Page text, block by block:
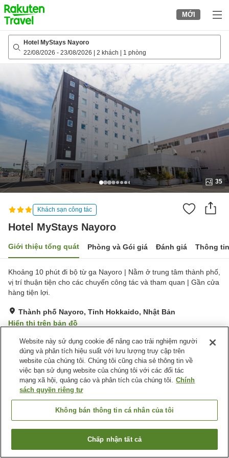
to
top
page
MỚI
Hotel MyStays Nayoro
22/08/2026 - 23/08/2026 2 khách 1 phòng
35
Khách sạn công tác
Hotel MyStays Nayoro
Giới thiệu tổng quát Phòng và Gói giá Đánh giá Thông
Khoảng 10 phút đi bộ từ ga Nayoro | Nằm ở trung tâm thành phố,
vị trí thuận tiện cho các chuyến công tác và tham quan | Gần cửa
hàng tiện lợi.
Thành phố Nayoro, Tỉnh Hokkaido, Nhật Bản
Hiển thị trên bản đồ
Rất tốt Đánh giá:422 lượt
Tiện nghi chỗ nghỉ
Wi-Fi
Bãi đỗ xe
Nhà hàng
Trang chủ Nhật Bản Tỉnh Hokkaido
Thành phố Nayoro
Hotel MyStays Nayoro
Tìm phòng trống
Website này sử dụng cookie để nâng cao trải nghiệm người
dùng và phân tích hiệu suất với lưu lượng truy cập trên
website của chúng tôi. Chúng tôi cũng chia sẻ thông tin về
việc bạn sử dụng website của chúng tôi với các đối tác
mạng xã hội, quảng cáo và phân tích của chúng tôi. Chính
sách quyền riêng tư
Không bán thông tin cá nhân của tôi
Chấp nhận tất cả